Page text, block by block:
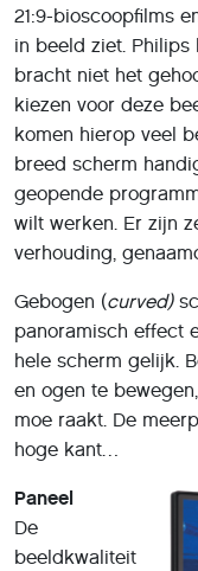
21:9-bioscoopfilms
in beeld ziet. Philips
bracht niet het
kiezen voor deze
komen hierop veel
breed scherm
geopende
wilt werken. Er zijn
verhouding,
Gebogen (curved)
panoramisch effect
hele scherm gelijk.
en ogen te
moe raakt. De
hoge kant…
Paneel
De
beeldkwaliteit